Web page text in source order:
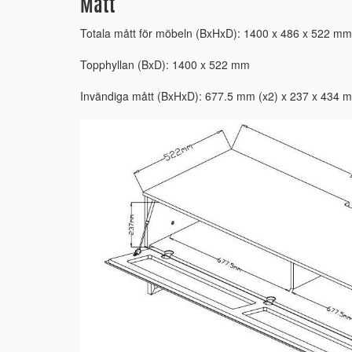
Mått
Totala mått för möbeln (BxHxD): 1400 x 486 x 522 mm
Topphyllan (BxD): 1400 x 522 mm
Invändiga mått (BxHxD): 677.5 mm (x2) x 237 x 434